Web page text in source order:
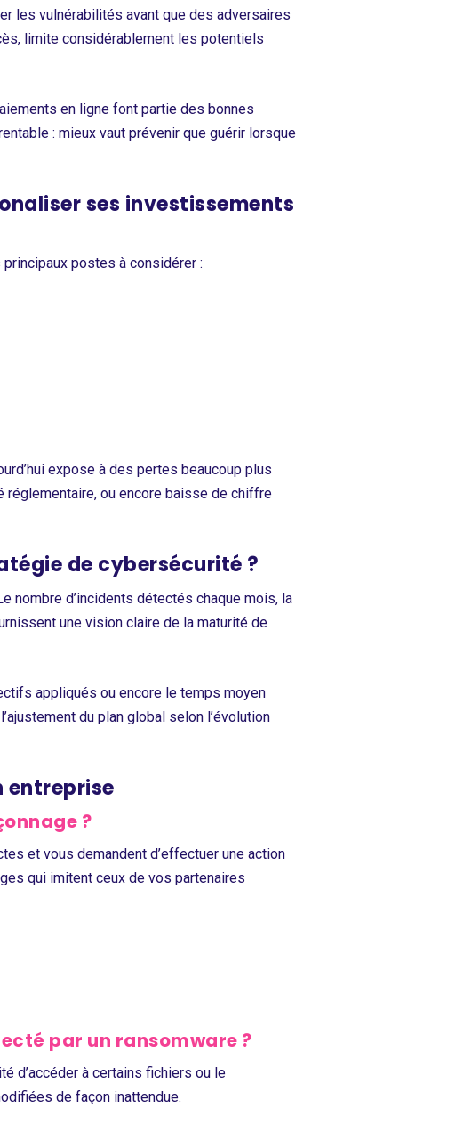
les vulnérabilités avant que des adversaires
limite considérablement les potentiels
en ligne font partie des bonnes
: mieux vaut prévenir que guérir lorsque
ses investissements
postes à considérer :
expose à des pertes beaucoup plus
réglementaire, ou encore baisse de chiffre
de cybersécurité ?
nombre d’incidents détectés chaque mois, la
une vision claire de la maturité de
appliqués ou encore le temps moyen
du plan global selon l’évolution
entreprise
?
et vous demandent d’effectuer une action
qui imitent ceux de vos partenaires
par un ransomware ?
d’accéder à certains fichiers ou le
de façon inattendue.